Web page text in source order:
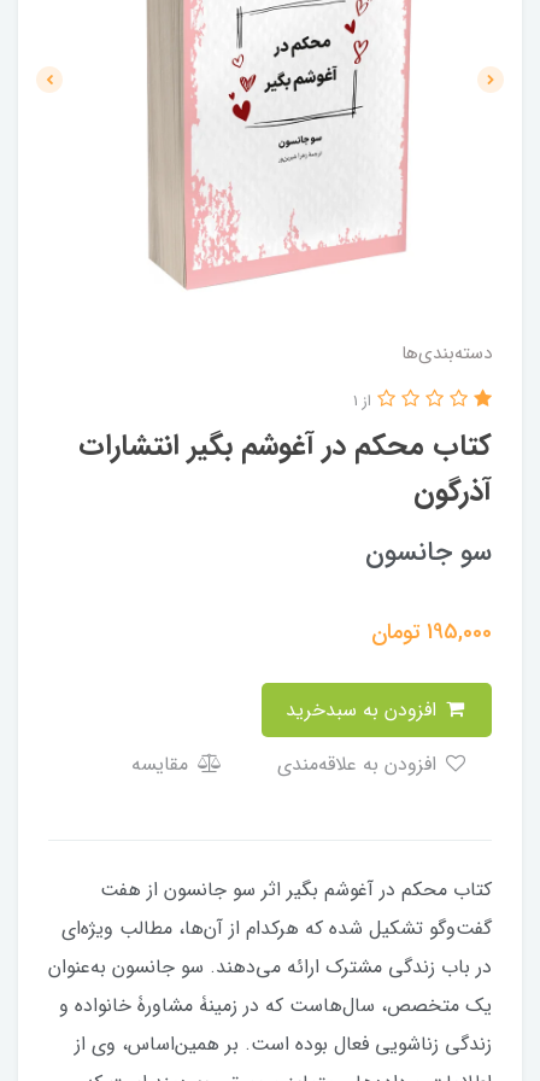
دسته‌بندی‌ها
کتاب محکم در آغوشم بگیر انتشارات
آذرگون
از 1
سو جانسون
195,000تومان
مقایسه
کتاب محکم در آغوشم بگیر اثر سو جانسون از هفت
گفت‌وگو تشکیل شده که هرکدام از آن‌ها، مطالب ویژه‌ای
در باب زندگی مشترک ارائه می‌دهند. سو جانسون به‌عنوان
یک متخصص، سال‌هاست که در زمینۀ مشاورۀ خانواده و
زندگی زناشویی فعال بوده است. بر همین‌اساس، وی از